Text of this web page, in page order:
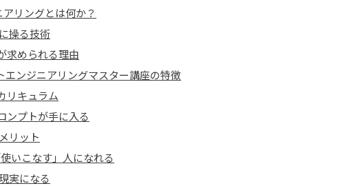
リングとは何か？
操る技術
求められる理由
エンジニアリングマスター講座の特徴
リキュラム
ンプトが手に入る
リット
いこなす」人になれる
実になる